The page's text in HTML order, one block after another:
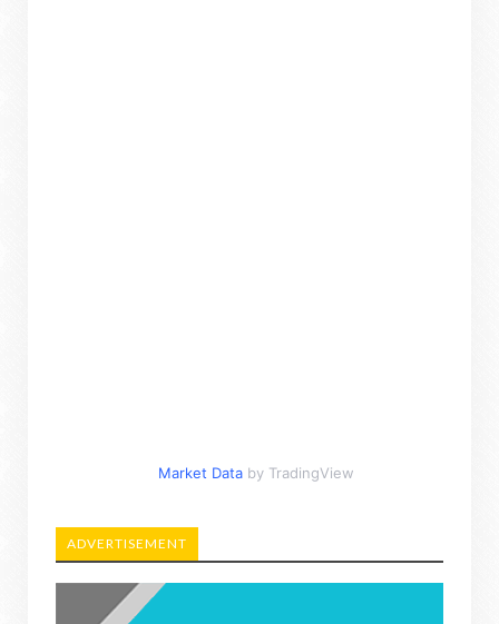
Market Data by TradingView
ADVERTISEMENT